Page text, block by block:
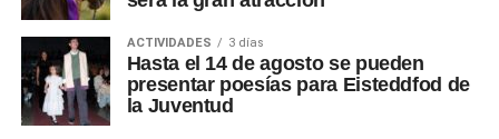
ACTIVIDADES 3 días
Hasta el 14 de agosto se pueden
presentar poesías para Eisteddfod de
la Juventud